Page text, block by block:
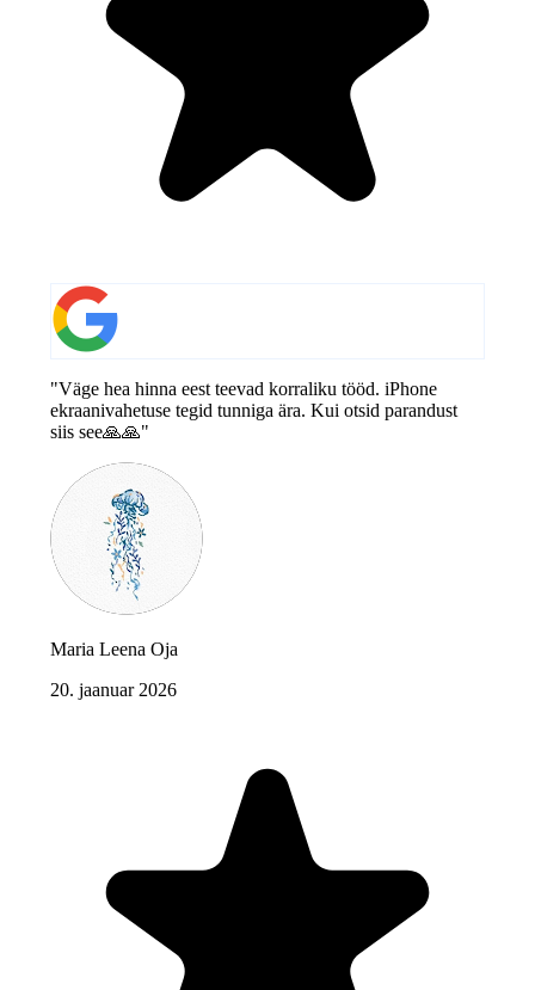
"Väge hea hinna eest teevad korraliku tööd. iPhone
ekraanivahetuse tegid tunniga ära. Kui otsid parandust
siis see🙏🙏"
Maria Leena Oja
20. jaanuar 2026